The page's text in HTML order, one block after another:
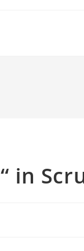
in